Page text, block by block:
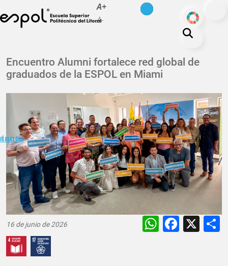
Pasar al contenido principal
A+
A-
ODS
La ESPOL
Educación
Vida politécnica
Investigación
Nuestra Huella
Transparencia
Encuentro Alumni fortalece red global de
graduados de la ESPOL en Miami
16 de junio de 2026 X